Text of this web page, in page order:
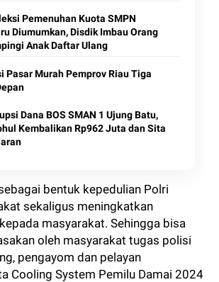
Pemenuhan Kuota SMPN
Diumumkan, Disdik Imbau Orang
Anak Daftar Ulang
Pasar Murah Pemprov Riau Tiga
Dana BOS SMAN 1 Ujung Batu,
Kembalikan Rp962 Juta dan Sita
bentuk kepedulian Polri
sekaligus meningkatkan
masyarakat. Sehingga bisa
oleh masyarakat tugas polisi
pengayom dan pelayan
Cooling System Pemilu Damai 2024